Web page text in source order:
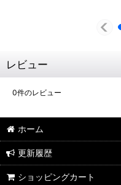
レビュー
0件のレビュー
ホーム
更新履歴
ショッピングカート